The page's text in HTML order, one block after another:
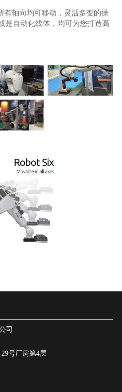
有轴向均可移动，灵活多变的操
是自动化线体，均可为您打造高
司
号厂房第4层